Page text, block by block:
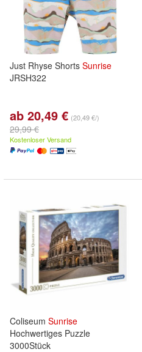
Just Rhyse Shorts Sunrise
JRSH322
ab 20,49 € (20,49 €/)
29,99 €
Kostenloser Versand
Coliseum Sunrise
Hochwertiges Puzzle
3000Stück